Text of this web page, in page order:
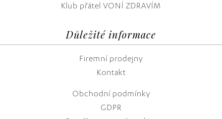
Klub přátel VONÍ ZDRAVÍM
Důležité informace
Firemní prodejny
Kontakt
Obchodní podmínky
GDPR